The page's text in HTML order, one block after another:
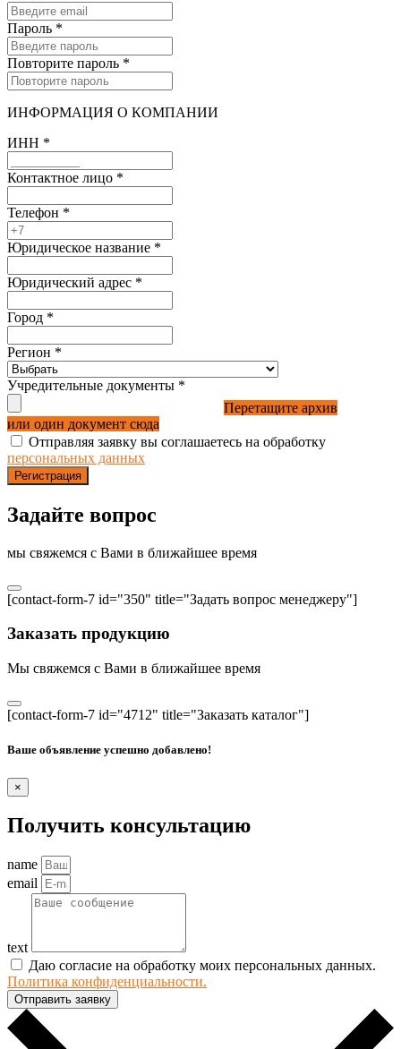
Пароль *
Повторите пароль *
ИНФОРМАЦИЯ О КОМПАНИИ
ИНН *
Контактное лицо *
Телефон *
Юридическое название *
Юридический адрес *
Город *
Регион *
Учредительные документы *
Перетащите архив
или один документ сюда
Отправляя заявку вы соглашаетесь на обработку
персональных данных
Регистрация
Задайте вопрос
мы свяжемся с Вами в ближайшее время
[contact-form-7 id="350" title="Задать вопрос менеджеру"]
Заказать продукцию
Мы свяжемся с Вами в ближайшее время
[contact-form-7 id="4712" title="Заказать каталог"]
Ваше объявление успешно добавлено!
×
Получить консультацию
name
email
text
Даю согласие на обработку моих персональных данных.
Политика конфиденциальности.
Отправить заявку